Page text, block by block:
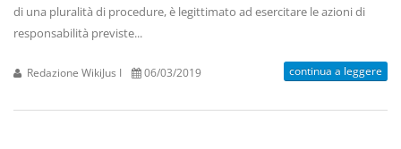
di una pluralità di procedure, è legittimato ad esercitare le azioni di
responsabilità previste...
Redazione WikiJus I 06/03/2019 continua a leggere